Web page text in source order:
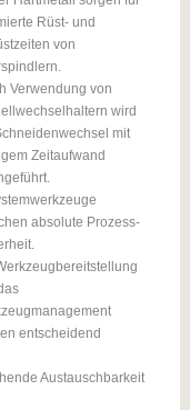
Rüst- und
von
Verwendung von
wird
mit
Zeitaufwand
absolute Prozess-
entscheidend
Austauschbarkeit